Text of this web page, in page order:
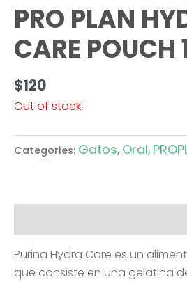
PRO PLAN
CARE POUCH
$120
Out of stock
Categories: Gatos, Oral,
Purina Hydra Care es un
que consiste en una gelatina